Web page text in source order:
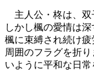
主人公・柊は、双
しかし楓の愛情は深
楓に束縛され続け疲
周囲のフラグを折
いように平和な日